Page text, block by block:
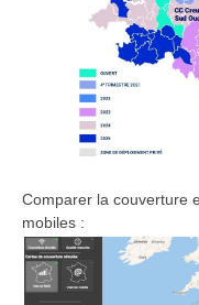
Comparer la couverture
mobiles :